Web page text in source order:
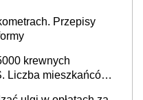
Przepisy
krewnych
Liczba mieszkańców